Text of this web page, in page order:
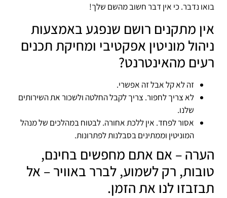
בואו נדבר. כי אין דבר חשוב מהשם שלך!
אין מתקנים רושם שנפגע באמצעות
ניהול מוניטין אפקטיבי ומחיקת תכנים
רעים מהאינטרנט?
זה לא קל אבל זה אפשרי.
לא צריך לחפור. צריך לקבל החלטה ולשכור את השירותים
שלנו.
אסור לפחד. אין ללכת אחורה. לבטוח במהלכים של מנהל
המוניטין וממתינים בסבלנות לפתרונות.
הערה – אם אתם מחפשים בחינם,
טובות, רק לשמוע, לברר באוויר – אל
תבזבזו לנו את הזמן.